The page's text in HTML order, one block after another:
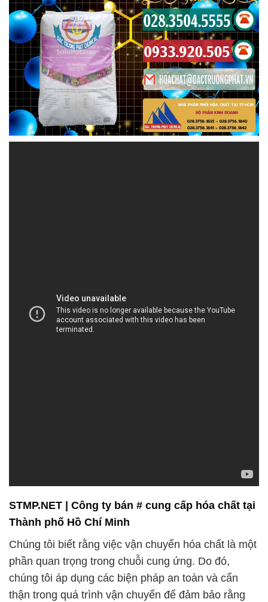
STMP.NET | Công ty bán # cung cấp hóa chất tại
Thành phố Hồ Chí Minh
Chúng tôi biết rằng việc vận chuyển hóa chất là một
phần quan trọng trong chuỗi cung ứng. Do đó,
chúng tôi áp dụng các biện pháp an toàn và cẩn
thận trong quá trình vận chuyển để đảm bảo rằng